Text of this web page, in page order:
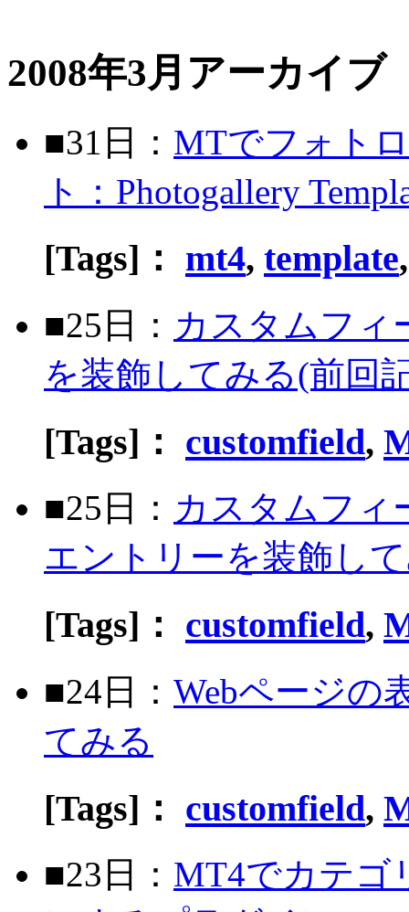
2008年3月アーカイブ
■31日： MTでフォト
ト：Photogallery
[Tags]： mt4, template
■25日： カスタムフィ
を装飾してみる(前回
[Tags]： customfield,
■25日： カスタムフィ
エントリーを装飾し
[Tags]： customfield,
■24日： Webページの
てみる
[Tags]： customfield,
■23日： MT4でカテゴ